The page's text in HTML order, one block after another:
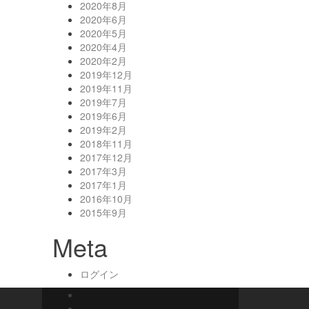
2020年8月
2020年6月
2020年5月
2020年4月
2020年2月
2019年12月
2019年11月
2019年7月
2019年6月
2019年2月
2018年11月
2017年12月
2017年3月
2017年1月
2016年10月
2015年9月
Meta
ログイン